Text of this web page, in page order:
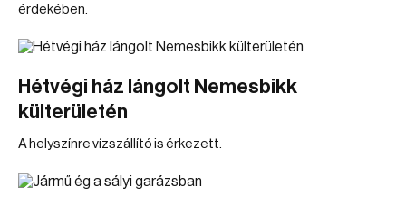
érdekében.
Hétvégi ház lángolt Nemesbikk
külterületén
A helyszínre vízszállító is érkezett.